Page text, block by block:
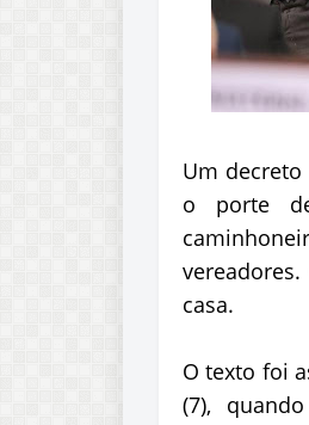
Um
o porte
casa.
O texto foi
(7),